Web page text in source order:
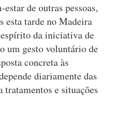
de outras pessoas,
esta tarde no Madeira
da iniciativa de
um gesto voluntário de
concreta às
diariamente das
tratamentos e situações